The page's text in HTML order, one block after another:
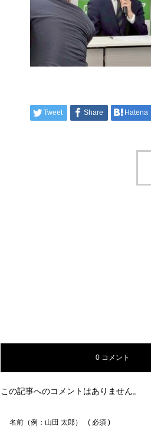
Tweet Share Hatena
0 コメント
この記事へのコメントはありません。
名前（例：山田 太郎） ( 必須 )